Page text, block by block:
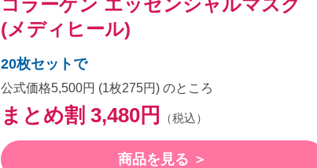
(メディヒール)
20枚セットで
公式価格5,500円 (1枚275円) のところ
まとめ割 3,480円 （税込）
商品を見る ＞